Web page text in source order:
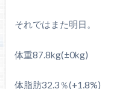
それではまた明日。
体重87.8kg(±0kg)
体脂肪32.3％(+1.8%)